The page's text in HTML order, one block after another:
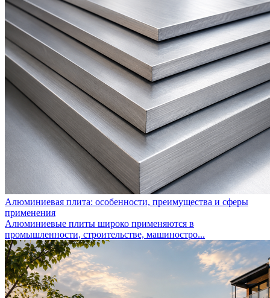
Алюминиевая плита: особенности, преимущества и сферы
применения
Алюминиевые плиты широко применяются в
промышленности, строительстве, машиностро...